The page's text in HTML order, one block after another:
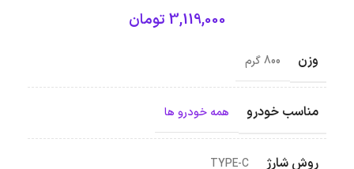
3,119,000 تومان
وزن 800 گرم
مناسب خودرو همه خودرو ها
روش شارژ TYPE-C